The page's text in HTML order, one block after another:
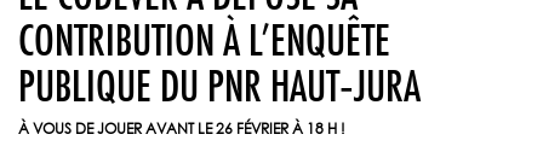
CONTRIBUTION À L’ENQUÊTE
PUBLIQUE DU PNR HAUT‑JURA
À VOUS DE JOUER AVANT LE 26 FÉVRIER À 18 H !